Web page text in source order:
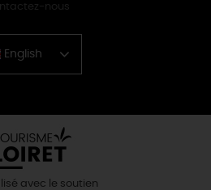
nous
English
Chinese
avec le soutien